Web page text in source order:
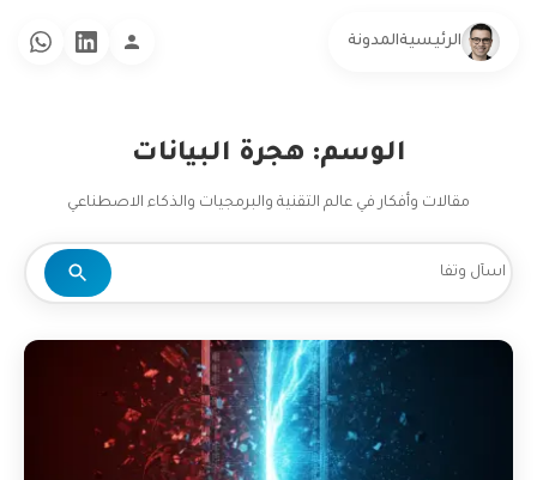
الرئيسيةالمدونة
الوسم: هجرة البيانات
مقالات وأفكار في عالم التقنية والبرمجيات والذكاء الاصطناعي